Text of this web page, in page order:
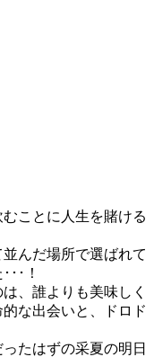
ことに人生を賭ける
んだ場所で選ばれて
･･！
、誰よりも美味しく
な出会いと、ドロド
たはずの采夏の明日